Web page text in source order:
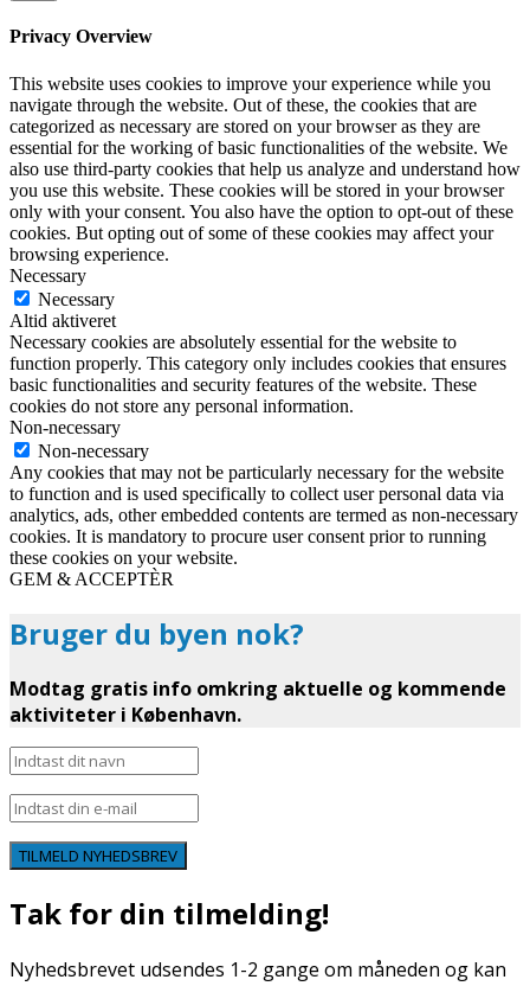
Privacy Overview
This website uses cookies to improve your experience while you
navigate through the website. Out of these, the cookies that are
categorized as necessary are stored on your browser as they are
essential for the working of basic functionalities of the website. We
also use third-party cookies that help us analyze and understand how
you use this website. These cookies will be stored in your browser
only with your consent. You also have the option to opt-out of these
cookies. But opting out of some of these cookies may affect your
browsing experience.
Necessary
Necessary
Altid aktiveret
Necessary cookies are absolutely essential for the website to
function properly. This category only includes cookies that ensures
basic functionalities and security features of the website. These
cookies do not store any personal information.
Non-necessary
Non-necessary
Any cookies that may not be particularly necessary for the website
to function and is used specifically to collect user personal data via
analytics, ads, other embedded contents are termed as non-necessary
cookies. It is mandatory to procure user consent prior to running
these cookies on your website.
GEM & ACCEPTÈR
Bruger du byen nok?
Modtag gratis info omkring aktuelle og kommende
aktiviteter i København.
TILMELD NYHEDSBREV
Tak for din tilmelding!
Nyhedsbrevet udsendes 1-2 gange om måneden og kan